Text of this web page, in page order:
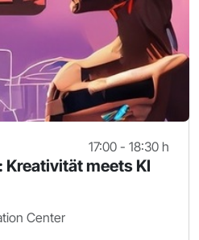
17:00 - 18:30 h
Kreativität meets KI
Center